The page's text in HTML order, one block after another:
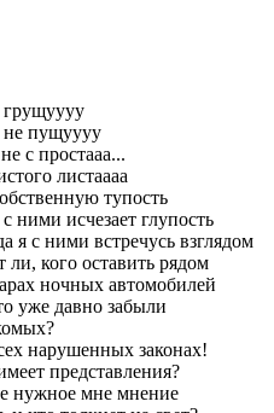
грущуууу
не пущуууу
с простааа...
листаааа
тупость
исчезает глупость
я с ними встречусь взглядом
ли, кого оставить рядом
ночных автомобилей
уже давно забыли
нарушенных законах!
представления?
нужное мне мнение